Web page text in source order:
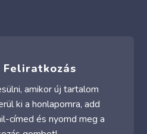
amikor új tartalom
ki a honlapomra, add
címed és nyomd meg a